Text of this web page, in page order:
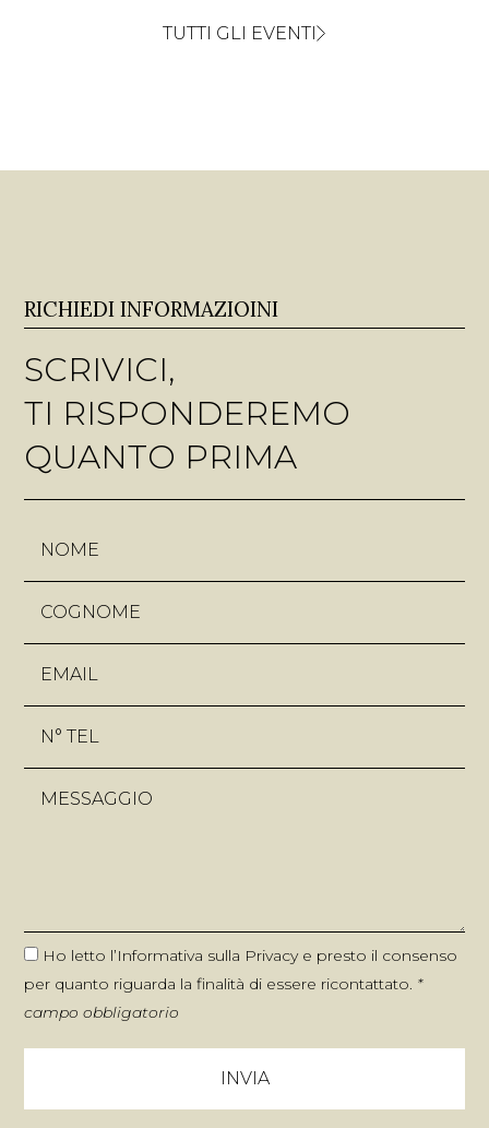
TUTTI GLI EVENTI
RICHIEDI INFORMAZIOINI
SCRIVICI,
TI RISPONDEREMO
QUANTO PRIMA
Ho letto l’Informativa sulla Privacye presto il consenso
per quanto riguarda la finalità di essere ricontattato. *
campo obbligatorio